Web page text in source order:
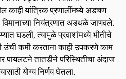
काही यांत्रिक प्रणालींमध्ये अडचण
विमानाच्या नियंत्रणात अडथळे जाणवले.
घडली, त्यामुळे प्रवाशांमध्ये भीतीचे
उंची कमी करताना काही उपकरणे काम
तातडीने परिस्थितीचा अंदाज
योग्य निर्णय घेतला.